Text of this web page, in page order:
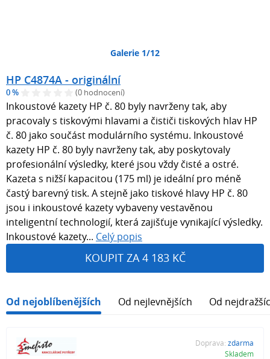
Galerie 1/12
HP C4874A - originální
0 % (0 hodnocení)
Inkoustové kazety HP č. 80 byly navrženy tak, aby
pracovaly s tiskovými hlavami a čističi tiskových hlav HP
č. 80 jako součást modulárního systému. Inkoustové
kazety HP č. 80 byly navrženy tak, aby poskytovaly
profesionální výsledky, které jsou vždy čisté a ostré.
Kazeta s nižší kapacitou (175 ml) je ideální pro méně
častý barevný tisk. A stejně jako tiskové hlavy HP č. 80
jsou i inkoustové kazety vybaveny vestavěnou
inteligentní technologií, která zajišťuje vynikající výsledky.
Inkoustové kazety... Celý popis
KOUPIT ZA 4 183 KČ
Od nejoblíbenějších Od nejlevnějších Od
Doprava: zdarma
Skladem